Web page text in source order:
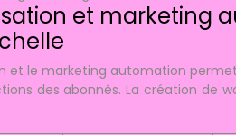
et marketing
et le marketing automation
des abonnés. La création de